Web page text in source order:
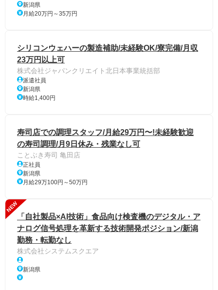
新潟県
月給20万円～35万円
シリコンウェハーの製造補助/未経験OK/寮完備/月収
23万円以上可
株式会社ジャパンクリエイト北日本事業統括部
派遣社員
新潟県
時給1,400円
寿司店での調理スタッフ/月給29万円〜!未経験歓迎
の寿司調理/月9日休み・残業なし可
ことぶき寿司 亀田店
正社員
新潟県
月給29万100円～50万円
NEW
「自社製品×AI技術」食品向け検査機のデジタル・ア
ナログ信号処理を革新する技術開発ポジション/新潟
勤務・転勤なし
株式会社システムスクエア
新潟県